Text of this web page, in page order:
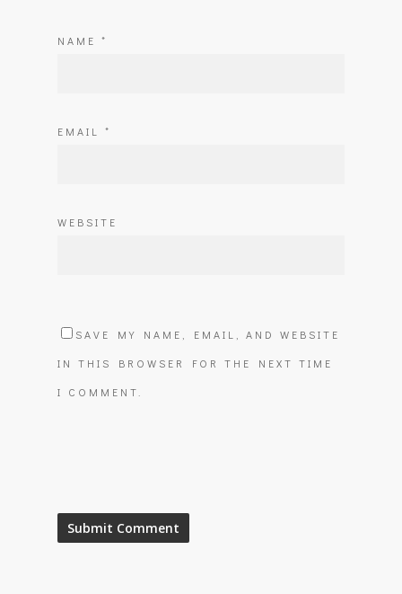
NAME *
EMAIL *
WEBSITE
SAVE MY NAME, EMAIL, AND WEBSITE
IN THIS BROWSER FOR THE NEXT TIME
I COMMENT.